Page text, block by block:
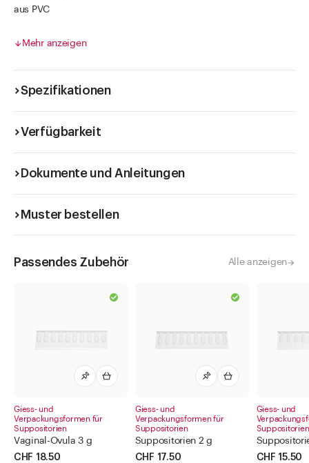
aus PVC
neutral
Mehr anzeigen
Spezifikationen
Verfügbarkeit
Dokumente und Anleitungen
Muster bestellen
Passendes Zubehör Alle anzeigen
Giess- und
Verpackungsformen für
Suppositorien
Vaginal-Ovula 3 g
CHF 18.50
Giess- und
Verpackungsformen für
Suppositorien
Suppositorien 2 g
CHF 17.50
Giess- und
Suppositorien
CHF 15.50